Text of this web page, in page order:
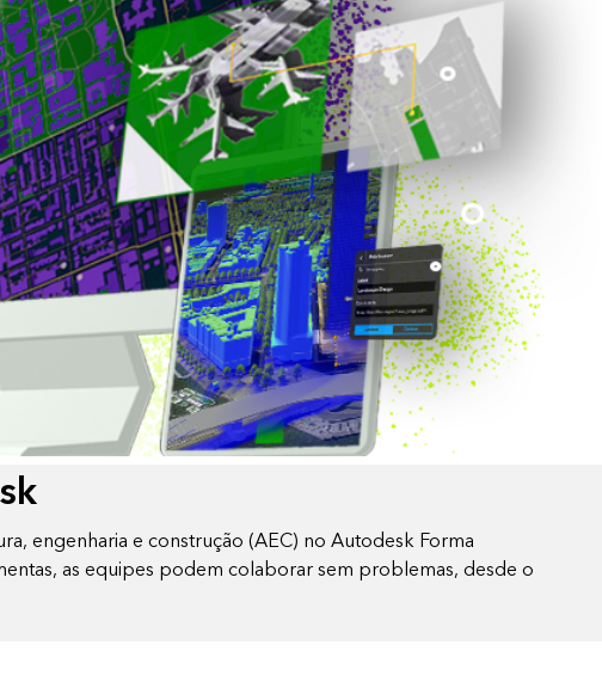
Explore o curso
Leia a história
engenharia e construção (AEC) no Autodesk Forma
as equipes podem colaborar sem problemas, desde o